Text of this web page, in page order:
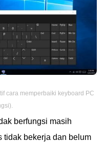
cara memperbaiki keyboard PC
berfungsi masih
tidak bekerja dan belum